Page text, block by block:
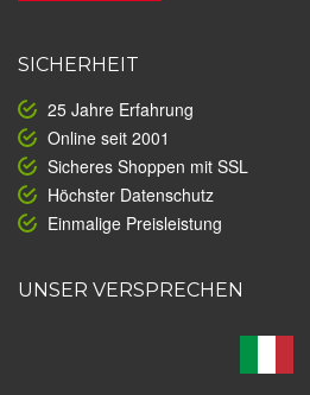
SICHERHEIT
25 Jahre Erfahrung
Online seit 2001
Sicheres Shoppen mit SSL
Höchster Datenschutz
Einmalige Preisleistung
UNSER VERSPRECHEN